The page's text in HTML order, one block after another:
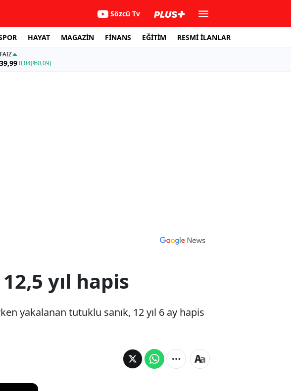
Sözcü Tv
HAYAT MAGAZİN FİNANS EĞİTİM RESMİ İLANLAR
FAİZ
39,990,04(%0,09)
yıl hapis
yakalanan tutuklu sanık, 12 yıl 6 ay hapis